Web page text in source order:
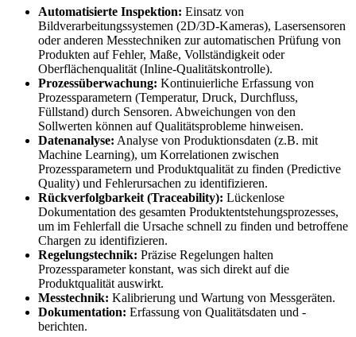
Automatisierte Inspektion: Einsatz von
Bildverarbeitungssystemen (2D/3D-Kameras), Lasersensoren
oder anderen Messtechniken zur automatischen Prüfung von
Produkten auf Fehler, Maße, Vollständigkeit oder
Oberflächenqualität (Inline-Qualitätskontrolle).
Prozessüberwachung: Kontinuierliche Erfassung von
Prozessparametern (Temperatur, Druck, Durchfluss,
Füllstand) durch Sensoren. Abweichungen von den
Sollwerten können auf Qualitätsprobleme hinweisen.
Datenanalyse: Analyse von Produktionsdaten (z.B. mit
Machine Learning), um Korrelationen zwischen
Prozessparametern und Produktqualität zu finden (Predictive
Quality) und Fehlerursachen zu identifizieren.
Rückverfolgbarkeit (Traceability): Lückenlose
Dokumentation des gesamten Produktentstehungsprozesses,
um im Fehlerfall die Ursache schnell zu finden und betroffene
Chargen zu identifizieren.
Regelungstechnik: Präzise Regelungen halten
Prozessparameter konstant, was sich direkt auf die
Produktqualität auswirkt.
Messtechnik: Kalibrierung und Wartung von Messgeräten.
Dokumentation: Erfassung von Qualitätsdaten und -
berichten.